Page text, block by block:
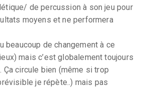
de percussion à son jeu pour
moyens et ne performera
beaucoup de changement à ce
mais c’est globalement toujours
circule bien (même si trop
je répète..) mais pas